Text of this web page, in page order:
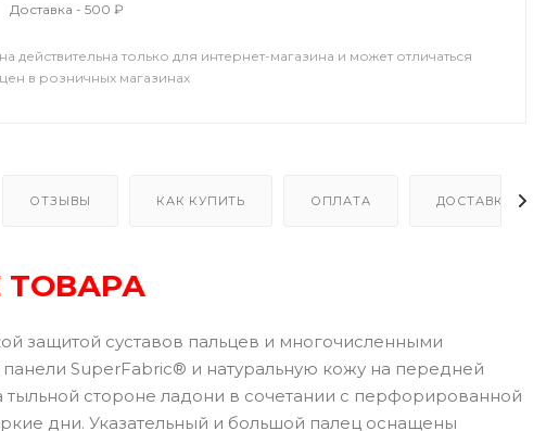
Доставка - 500 ₽
действительна только для интернет-магазина и может отличаться
в розничных магазинах
ОТЗЫВЫ КАК КУПИТЬ ОПЛАТА ДОСТАВКА
защитой суставов пальцев и многочисленными
SuperFabric® и натуральную кожу на передней
стороне ладони в сочетании с перфорированной
дни. Указательный и большой палец оснащены